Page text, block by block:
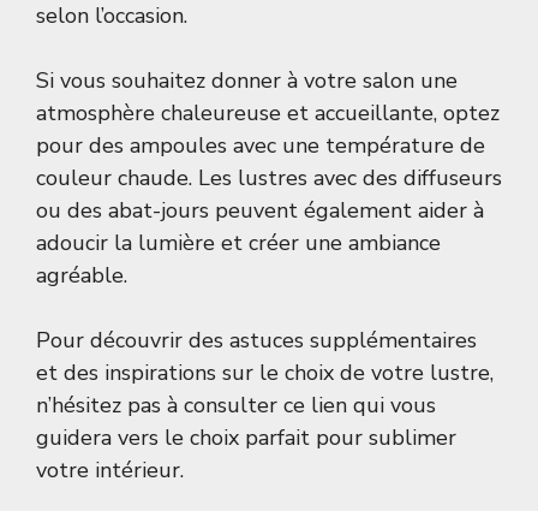
selon l’occasion.
Si vous souhaitez donner à votre salon une
atmosphère chaleureuse et accueillante, optez
pour des ampoules avec une température de
couleur chaude. Les lustres avec des diffuseurs
ou des abat-jours peuvent également aider à
adoucir la lumière et créer une ambiance
agréable.
Pour découvrir des astuces supplémentaires
et des inspirations sur le choix de votre lustre,
n’hésitez pas à consulter ce lien qui vous
guidera vers le choix parfait pour sublimer
votre intérieur.